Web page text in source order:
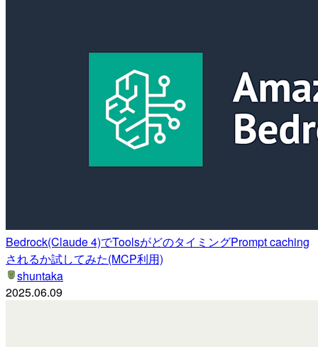
Bedrock(Claude 4)でToolsがどのタイミングPrompt caching
されるか試してみた(MCP利用)
shuntaka
2025.06.09